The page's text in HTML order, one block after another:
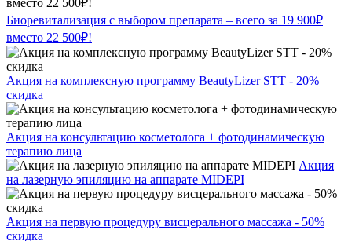
Биоревитализация с выбором препарата – всего за 19 900₽
вместо 22 500₽!
Акция на комплексную программу BeautyLizer STT - 20%
скидка
Акция на консультацию косметолога + фотодинамическую
терапию лица
Акция
на лазерную эпиляцию на аппарате MIDEPI
Акция на первую процедуру висцерального массажа - 50%
скидка